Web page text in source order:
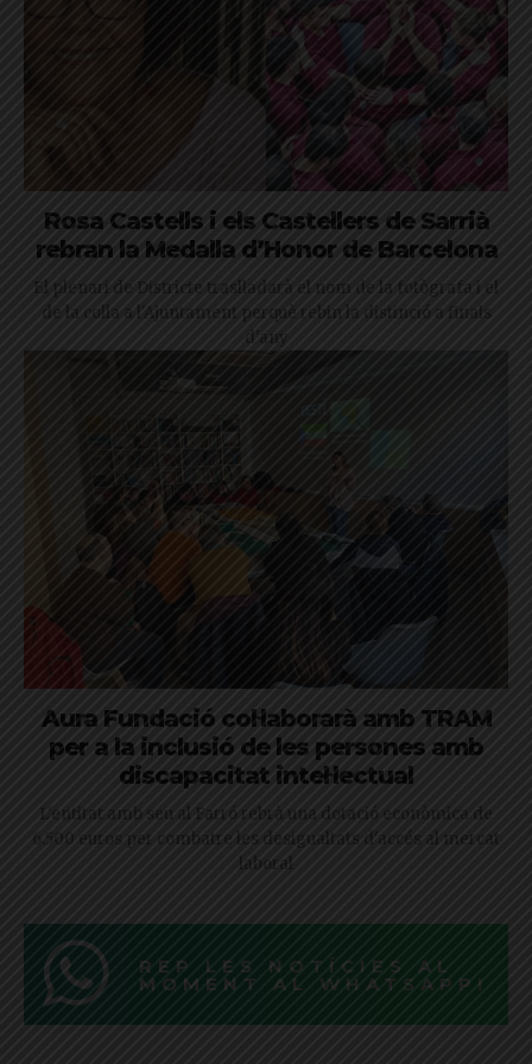
Rosa Castells i els Castellers de Sarrià
rebran la Medalla d’Honor de Barcelona
El plenari de Districte traslladarà el nom de la fotògrafa i el
de la colla a l'Ajuntament perquè rebin la distinció a finals
d'any
Aura Fundació col·laborarà amb TRAM
per a la inclusió de les persones amb
discapacitat intel·lectual
L'entitat amb seu al Farró rebrà una dotació econòmica de
6.500 euros per combatre les desigualtats d'accés al mercat
laboral
REP LES NOTÍCIES AL
MOMENT AL WHATSAPP!